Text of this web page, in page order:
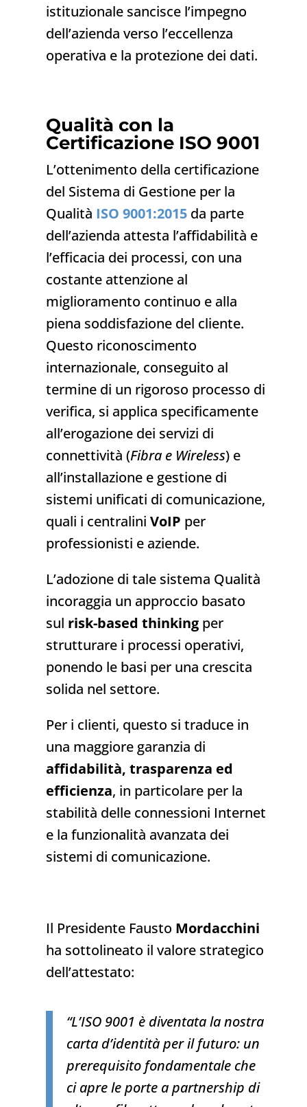
istituzionale sancisce l’impegno
dell’azienda verso l’eccellenza
operativa e la protezione dei dati.
Qualità con la
Certificazione ISO 9001
L’ottenimento della certificazione
del Sistema di Gestione per la
Qualità ISO 9001:2015 da parte
dell’azienda attesta l’affidabilità e
l’efficacia dei processi, con una
costante attenzione al
miglioramento continuo e alla
piena soddisfazione del cliente.
Questo riconoscimento
internazionale, conseguito al
termine di un rigoroso processo di
verifica, si applica specificamente
all’erogazione dei servizi di
connettività (Fibra e Wireless) e
all’installazione e gestione di
sistemi unificati di comunicazione,
quali i centraliniVoIP per
professionisti e aziende.
L’adozione di tale sistema Qualità
incoraggia un approccio basato
sul risk-based thinking per
strutturare i processi operativi,
ponendo le basi per una crescita
solida nel settore.
Per i clienti, questo si traduce in
una maggiore garanzia di
affidabilità, trasparenza ed
efficienza, in particolare per la
stabilità delle connessioni Internet
e la funzionalità avanzata dei
sistemi di comunicazione.
Il Presidente Fausto Mordacchini
ha sottolineato il valore strategico
dell’attestato:
“L’ISO 9001 è diventata la nostra
carta d’identità per il futuro: un
prerequisito fondamentale che
ci apre le porte a partnership di